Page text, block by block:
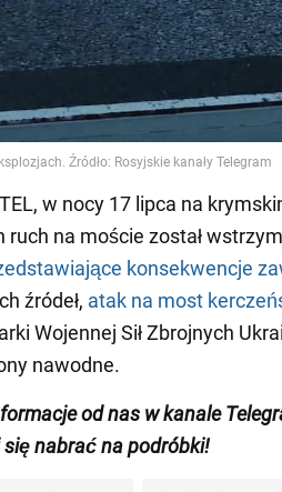
w nocy 17 lipca na
ruch na moście został
konsekwencje
źródeł, atak na most
Wojennej Sił Zbrojnych
nawodne.
od nas w kanale
się nabrać na podróbki!